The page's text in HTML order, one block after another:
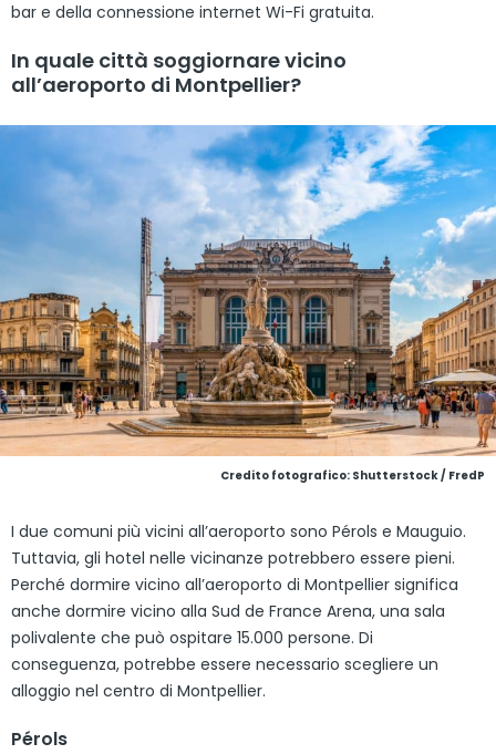
bar e della connessione internet Wi-Fi gratuita.
In quale città soggiornare vicino
all’aeroporto di Montpellier?
Credito fotografico: Shutterstock / FredP
I due comuni più vicini all’aeroporto sono Pérols e Mauguio.
Tuttavia, gli hotel nelle vicinanze potrebbero essere pieni.
Perché dormire vicino all’aeroporto di Montpellier significa
anche dormire vicino alla Sud de France Arena, una sala
polivalente che può ospitare 15.000 persone. Di
conseguenza, potrebbe essere necessario scegliere un
alloggio nel centro di Montpellier.
Pérols